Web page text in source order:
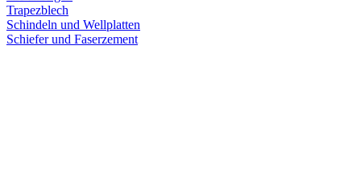
Trapezblech
Schindeln und Wellplatten
Schiefer und Faserzement